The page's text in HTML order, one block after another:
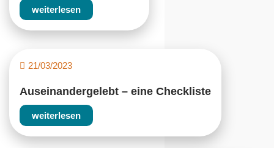
weiterlesen
21/03/2023
Auseinandergelebt – eine Checkliste
weiterlesen